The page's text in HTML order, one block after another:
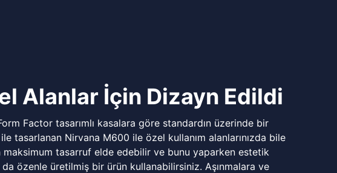
Alanlar İçin Dizayn Edildi
Factor tasarımlı kasalara göre standardın üzerinde bir
tasarlanan Nirvana M600 ile özel kullanım alanlarınızda bile
maksimum tasarruf elde edebilir ve bunu yaparken estetik
da özenle üretilmiş bir ürün kullanabilirsiniz. Aşınmalara ve